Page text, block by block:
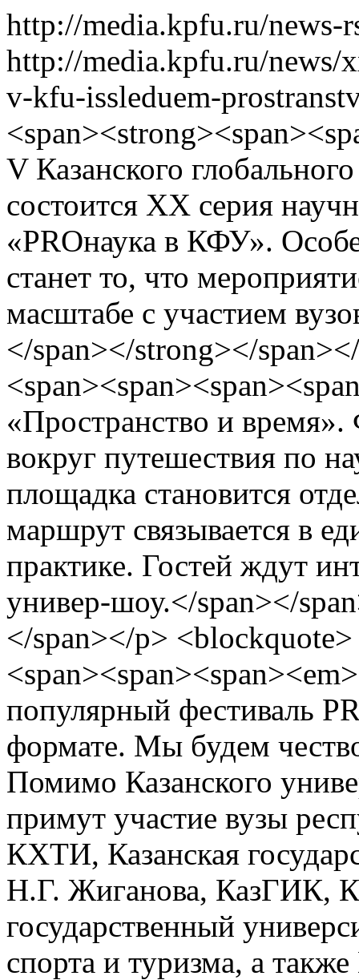
http://media.kpfu.ru/news-
http://media.kpfu.ru/
v-kfu-issleduem-
V Казанского
состоится XX серия
«PROнаука в КФУ».
станет то, что
масштабе с участием
</span></strong></
«Пространство и
вокруг путешествия по
площадка становится
маршрут связывается в
практике. Гостей ждут
универ-шоу.</span></
</span></p>
популярный фестиваль
формате. Мы будем
Помимо Казанского
примут участие вузы
КХТИ, Казанская
Н.Г. Жиганова, КазГИК,
государственный
спорта и туризма, а